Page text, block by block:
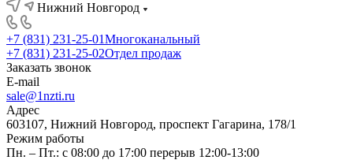
Нижний Новгород
+7 (831) 231-25-01Многоканальный
+7 (831) 231-25-02Отдел продаж
Заказать звонок
E-mail
sale@1nzti.ru
Адрес
603107, Нижний Новгород, проспект Гагарина, 178/1
Режим работы
Пн. – Пт.: с 08:00 до 17:00 перерыв 12:00-13:00